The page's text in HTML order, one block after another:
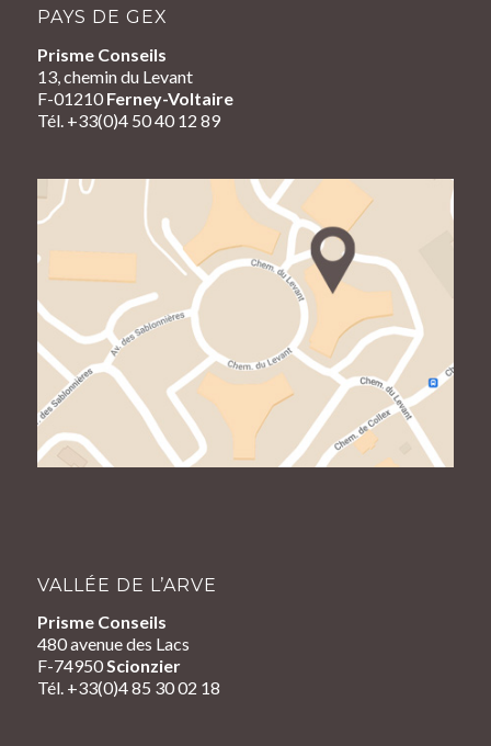
PAYS DE GEX
Prisme Conseils
13, chemin du Levant
F-01210 Ferney-Voltaire
Tél. +33(0)4 50 40 12 89
VALLÉE DE L’ARVE
Prisme Conseils
480 avenue des Lacs
F-74950Scionzier
Tél. +33(0)4 85 30 02 18